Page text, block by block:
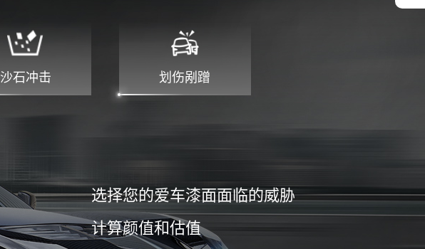
沙石冲击 划伤剐蹭
选择您的爱车漆面面临的威胁
计算颜值和估值